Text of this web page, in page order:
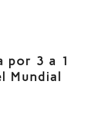
por 3 a 1
Mundial